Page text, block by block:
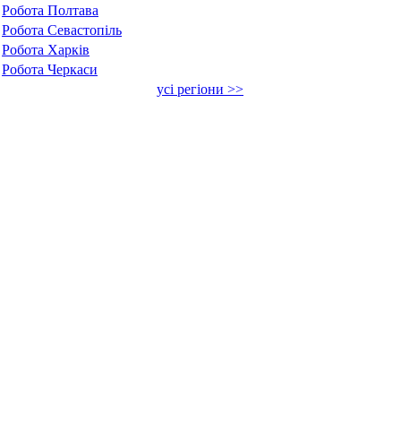
Робота Полтава
Робота Севастопіль
Робота Харків
Робота Черкаси
усі регіони >>